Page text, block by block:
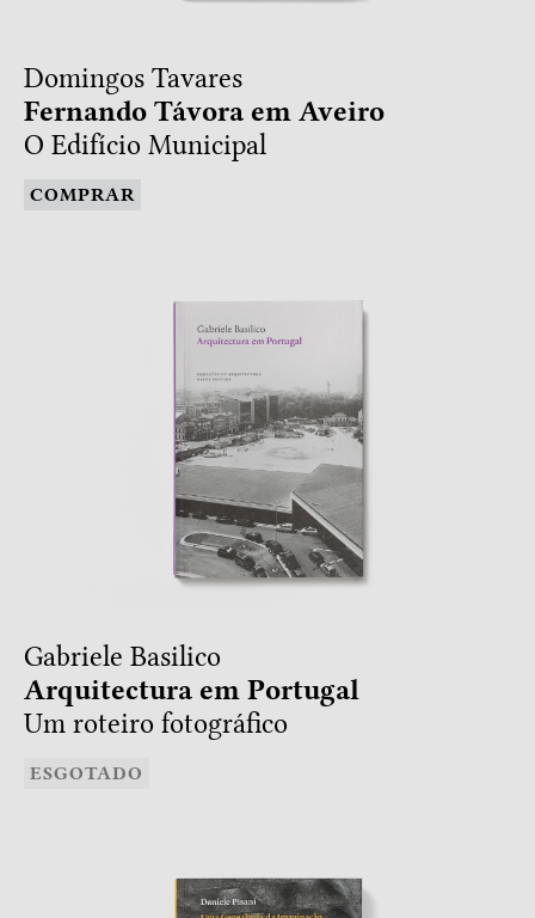
Domingos Tavares
Fernando Távora em Aveiro
O Edifício Municipal
COMPRAR
Gabriele Basilico
Arquitectura em Portugal
Um roteiro fotográfico
ESGOTADO